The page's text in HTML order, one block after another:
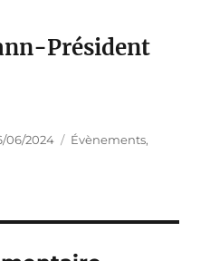
Président
06/2024 Catégories
Évènements,